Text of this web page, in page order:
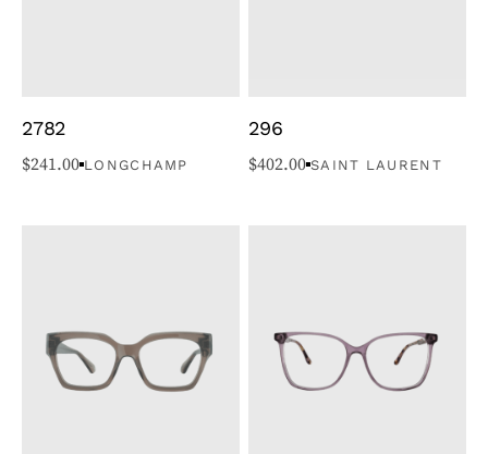
2782
$241.00 LONGCHAMP
296
$402.00 SAINT LAURENT